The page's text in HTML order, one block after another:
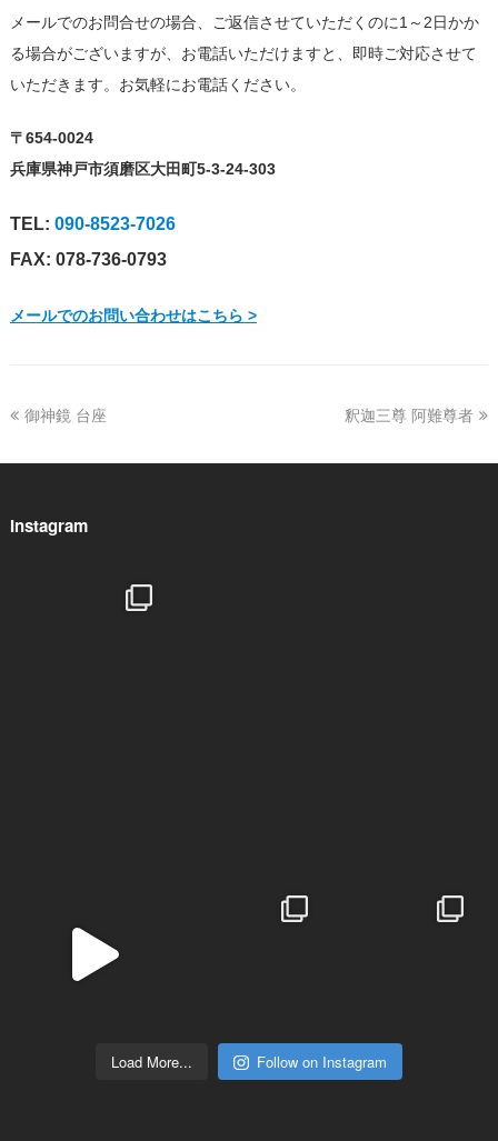
メールでのお問合せの場合、ご返信させていただくのに1～2日かか
る場合がございますが、お電話いただけますと、即時ご対応させて
いただきます。お気軽にお電話ください。
〒654-0024
兵庫県神戸市須磨区大田町5-3-24-303
TEL: 090-8523-7026
FAX: 078-736-0793
メールでのお問い合わせはこちら >
previous
御神鏡 台座
next
釈迦三尊 阿難尊者
Instagram
Load More... Follow on Instagram